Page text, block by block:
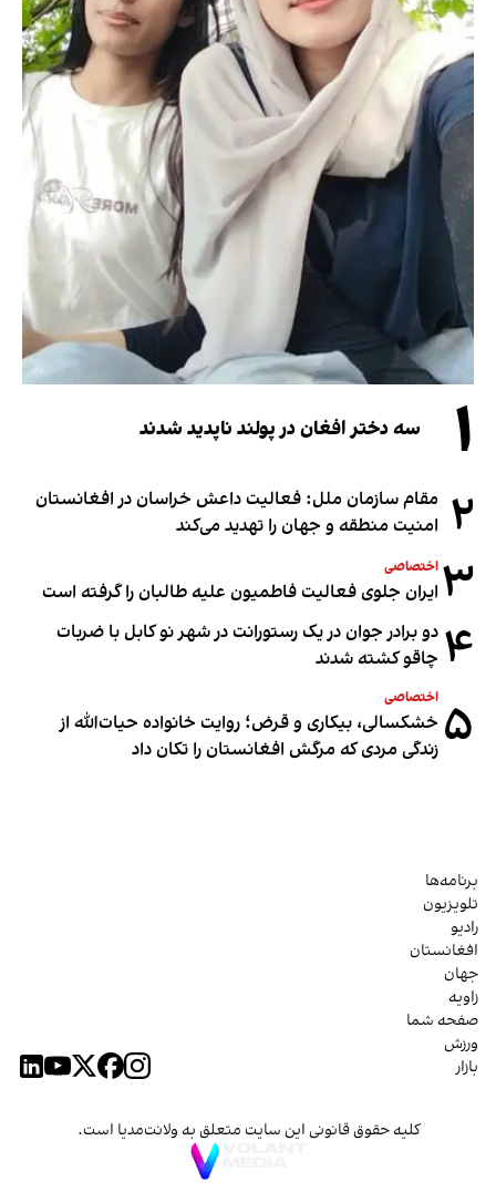
۱ سه دختر افغان در پولند ناپدید شدند
۲ مقام سازمان ملل: فعالیت داعش خراسان در افغانستان
امنیت منطقه و جهان را تهدید می‌کند
۳ اختصاصی
ایران جلوی فعالیت فاطمیون علیه طالبان را گرفته است
۴ دو برادر جوان در یک رستورانت در شهر نو کابل با ضربات
چاقو کشته شدند
۵ اختصاصی
خشکسالی، بیکاری و قرض؛ روایت خانواده حیات‌الله از
زندگی مردی که مرگش افغانستان را تکان داد
برنامه‌ها
تلویزیون
رادیو
افغانستان
جهان
زاویه
صفحه شما
ورزش
بازار
کلیه حقوق قانونی این سایت متعلق به ولانت‌مدیا است.